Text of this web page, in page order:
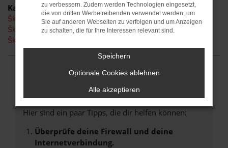
Kategorie
Škoda Fabia Gebrauchtwagen Kamenz
Škoda Fabia Neuwagen Kamenz
Škoda Fabia Kamenz
FEHLER: NETWORK ERROR
Beim Laden ist ein Fehler aufgetreten.
Hier sind ein paar Tipps, die dir helfen können:
Überprüfe deine Firewall und deine
Internetverbindung.
zu verbessern. Zudem werden Technologien eingesetzt,
die von dritten Werbetreibenden verwendet werden, um
Sie auf anderen Webseiten zu verfolgen und um Anzeigen
zu schalten, die für Ihre Interessen relevant sind.
Speichern
Optionale Cookies ablehnen
Alle akzeptieren